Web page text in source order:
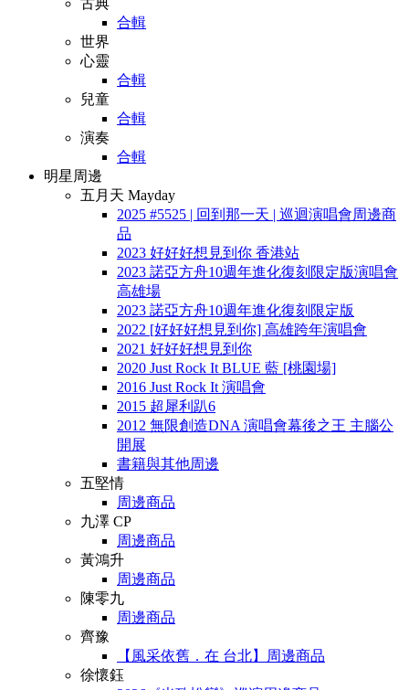
古典
合輯
世界
心靈
合輯
兒童
合輯
演奏
合輯
明星周邊
五月天 Mayday
2025 #5525 | 回到那一天 | 巡迴演唱會周邊商
品
2023 好好好想見到你 香港站
2023 諾亞方舟10週年進化復刻限定版演唱會
高雄場
2023 諾亞方舟10週年進化復刻限定版
2022 [好好好想見到你] 高雄跨年演唱會
2021 好好好想見到你
2020 Just Rock It BLUE 藍 [桃園場]
2016 Just Rock It 演唱會
2015 超犀利趴6
2012 無限創造DNA 演唱會幕後之王 主腦公
開展
書籍與其他周邊
五堅情
周邊商品
九澤 CP
周邊商品
黃鴻升
周邊商品
陳零九
周邊商品
齊豫
【風采依舊．在 台北】周邊商品
徐懷鈺